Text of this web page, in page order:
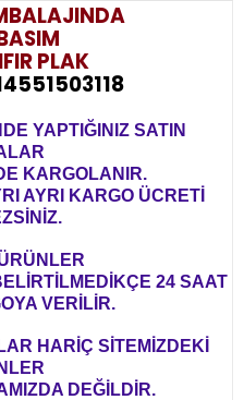
PLAK
YAPTIĞINIZ SATIN
KARGOLANIR.
AYRI KARGO ÜCRETİ
24 SAAT
VERİLİR.
HARİÇ SİTEMİZDEKİ
DEĞİLDİR.